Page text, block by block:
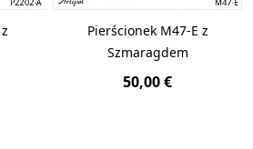
Pierścionek M47-E z
Szmaragdem
50,00 €